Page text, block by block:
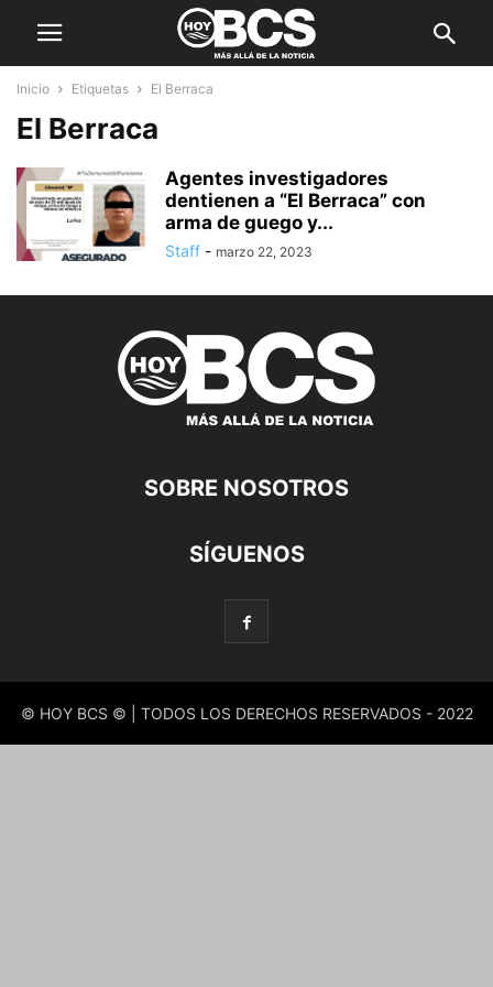
Inicio Etiquetas El Berraca
El Berraca
Agentes investigadores
dentienen a “El Berraca” con
arma de guego y...
Staff - marzo 22, 2023
SOBRE NOSOTROS
SÍGUENOS
© HOY BCS © | TODOS LOS DERECHOS RESERVADOS - 2022